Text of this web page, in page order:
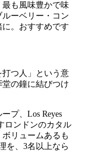
も風味豊かで味
ーベリー・コン
。おすすめです
つ人」という意
の鐘に結びつけ
プ、Los Reyes
ロンドンのカタル
リュームあるも
を、3名以上なら